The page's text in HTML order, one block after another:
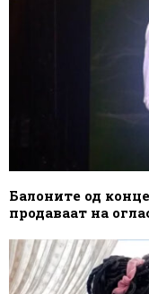
Балоните од
продаваат на